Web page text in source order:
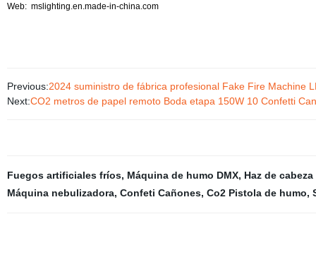
Web: mslighting.en.made-in-china.com
Previous:2024 suministro de fábrica profesional Fake Fire Machine
Next:CO2 metros de papel remoto Boda etapa 150W 10 Confetti
Fuegos artificiales fríos, Máquina de humo DMX, Haz de
Máquina nebulizadora, Confeti Cañones, Co2 Pistola de humo,